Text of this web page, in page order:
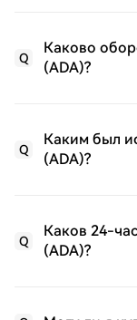
Q
Каково
(ADA)?
Q
Каким был
(ADA)?
Q
Каков 24-
(ADA)?